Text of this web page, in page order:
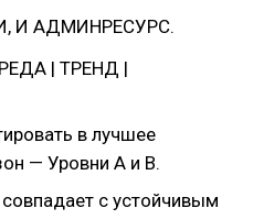
И АДМИНРЕСУРС.
| ТРЕНД |
в лучшее
— Уровни А и В.
с устойчивым